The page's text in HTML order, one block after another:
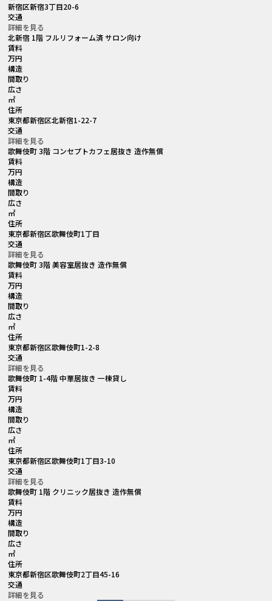
新宿区新宿3丁目20-6
交通
詳細を見る
北新宿 1階 フルリフォーム済 サロン向け
賃料
万円
構造
間取り
広さ
㎡
住所
東京都新宿区北新宿1-22-7
交通
詳細を見る
歌舞伎町 3階 コンセプトカフェ居抜き 造作無償
賃料
万円
構造
間取り
広さ
㎡
住所
東京都新宿区歌舞伎町1丁目
交通
詳細を見る
歌舞伎町 3階 美容室居抜き 造作無償
賃料
万円
構造
間取り
広さ
㎡
住所
東京都新宿区歌舞伎町1-2-8
交通
詳細を見る
歌舞伎町 1-4階 中華居抜き 一棟貸し
賃料
万円
構造
間取り
広さ
㎡
住所
東京都新宿区歌舞伎町1丁目3-10
交通
詳細を見る
歌舞伎町 1階 クリニック居抜き 造作無償
賃料
万円
構造
間取り
広さ
㎡
住所
東京都新宿区歌舞伎町2丁目45-16
交通
詳細を見る